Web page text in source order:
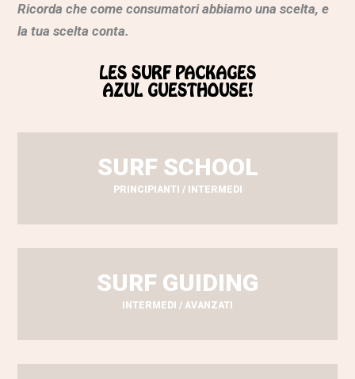
Ricorda che come consumatori abbiamo una scelta, e
la tua scelta conta.
LES SURF PACKAGES
AZUL GUESTHOUSE!
SURF SCHOOL
PRINCIPIANTI / INTERMEDI
SURF GUIDING
INTERMEDI / AVANZATI